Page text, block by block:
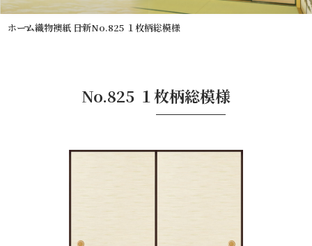
ホーム織物襖紙 日新No.825 １枚柄総模様
No.825 １枚柄総模様